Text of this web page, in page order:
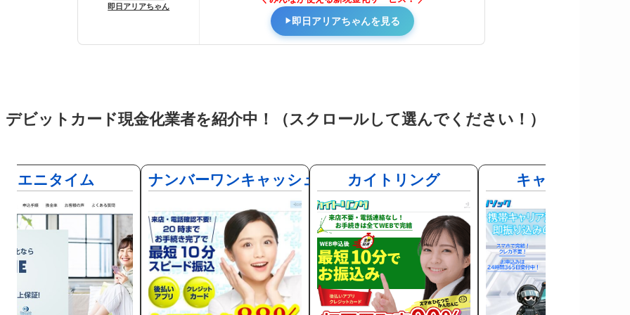
即日アリアちゃん
即日アリアちゃんを見る
デビットカード現金化業者を紹介中！（スクロールして選んでください！）
エニタイム ナンバーワンキャッシュ カイトリング キャリソック